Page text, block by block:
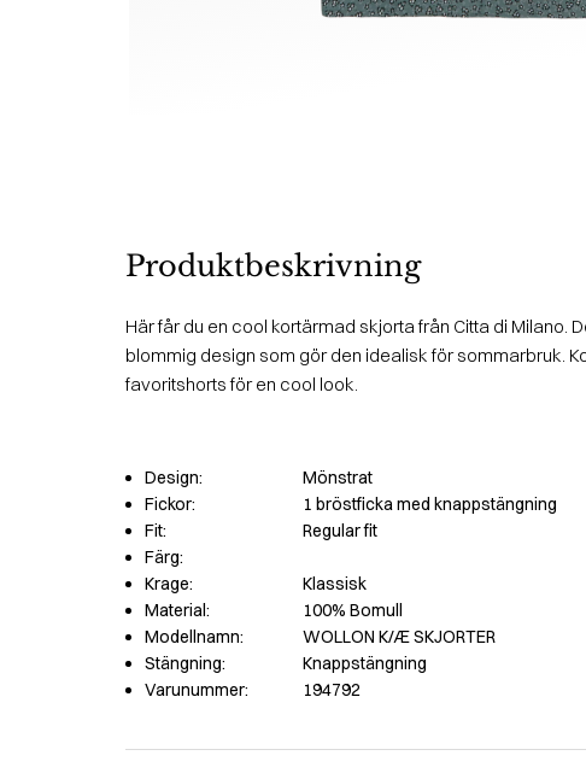
Produktbeskrivning
Här får du en cool kortärmad skjorta från Citta di Milano.
blommig design som gör den idealisk för sommarbruk.
favoritshorts för en cool look.
Design:
Mönstrat
Fickor:
1 bröstficka med knappstängning
Fit:
Regular fit
Färg:
Krage:
Klassisk
Material:
100% Bomull
Modellnamn:
WOLLON K/Æ SKJORTER
Stängning:
Knappstängning
Varunummer:
194792